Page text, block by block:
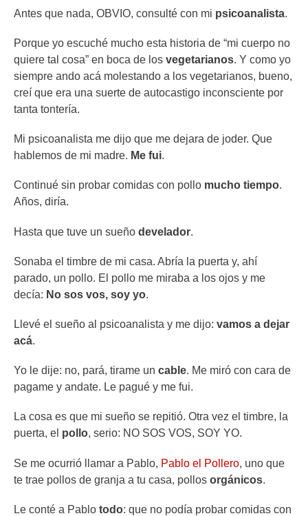
Antes que nada, OBVIO, consulté con mi psicoanalista.
Porque yo escuché mucho esta historia de “mi cuerpo no
quiere tal cosa” en boca de los vegetarianos. Y como yo
siempre ando acá molestando a los vegetarianos, bueno,
creí que era una suerte de autocastigo inconsciente por
tanta tontería.
Mi psicoanalista me dijo que me dejara de joder. Que
hablemos de mi madre. Me fui.
Continué sin probar comidas con pollo mucho tiempo.
Años, diría.
Hasta que tuve un sueño develador.
Sonaba el timbre de mi casa. Abría la puerta y, ahí
parado, un pollo. El pollo me miraba a los ojos y me
decía: No sos vos, soy yo.
Llevé el sueño al psicoanalista y me dijo: vamos a dejar
acá.
Yo le dije: no, pará, tirame un cable. Me miró con cara de
pagame y andate. Le pagué y me fui.
La cosa es que mi sueño se repitió. Otra vez el timbre, la
puerta, el pollo, serio: NO SOS VOS, SOY YO.
Se me ocurrió llamar a Pablo, Pablo el Pollero, uno que
te trae pollos de granja a tu casa, pollos orgánicos.
Le conté a Pablo todo: que no podía probar comidas con